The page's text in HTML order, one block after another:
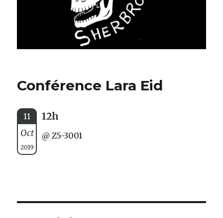
Conférence Lara Eid
11
Oct
2019
12h
@ Z5-3001